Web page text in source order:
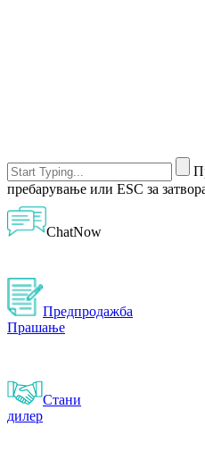
пребарување или ESC за
ChatNow
Предпродажба
Прашање
Стани
дилер